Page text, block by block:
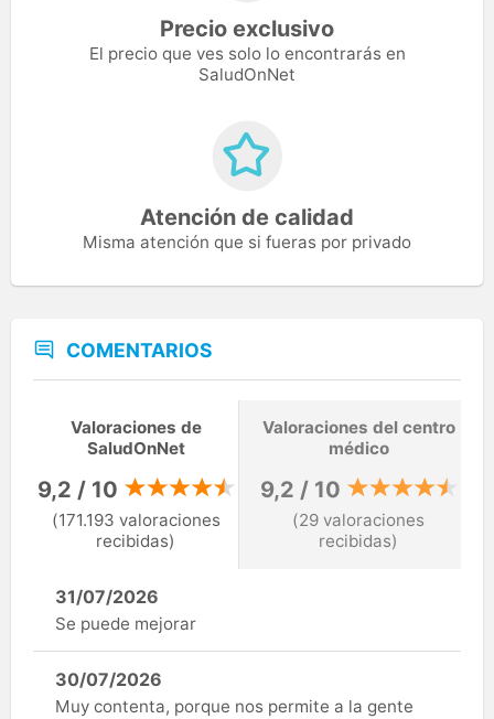
Precio exclusivo
El precio que ves solo lo encontrarás en
SaludOnNet
Atención de calidad
Misma atención que si fueras por privado
COMENTARIOS
Valoraciones de
SaludOnNet
9,2 / 10
(171.193 valoraciones
recibidas)
Valoraciones del centro
médico
9,2 / 10
(29 valoraciones
recibidas)
31/07/2026
Se puede mejorar
30/07/2026
Muy contenta, porque nos permite a la gente